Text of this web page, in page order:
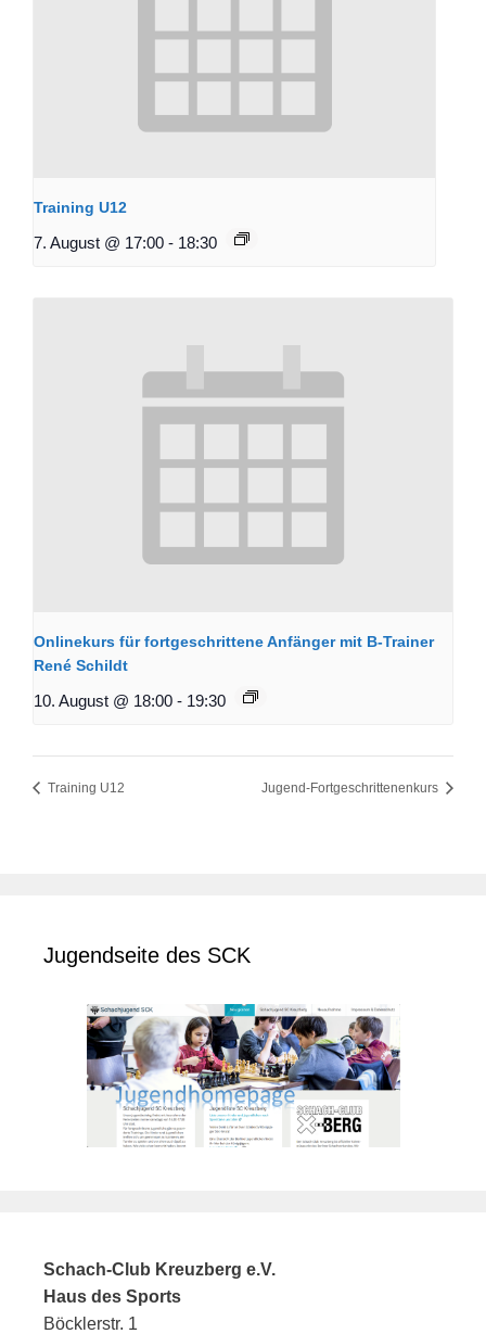
Training U12
7. August @ 17:00 - 18:30
Onlinekurs für fortgeschrittene Anfänger mit B-Trainer
René Schildt
10. August @ 18:00 - 19:30
Training U12 Jugend-Fortgeschrittenenkurs
Jugendseite des SCK
Schach-Club Kreuzberg e.V.
Haus des Sports
Böcklerstr. 1